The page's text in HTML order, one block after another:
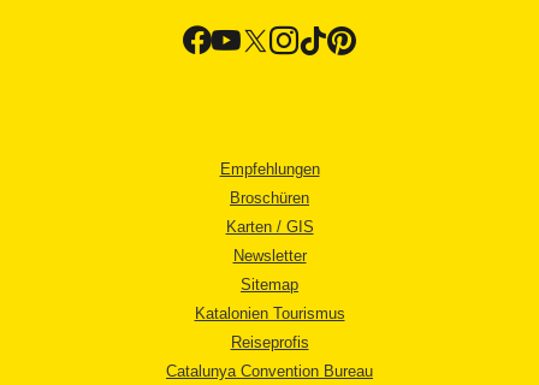
Empfehlungen
Broschüren
Karten / GIS
Newsletter
Sitemap
Katalonien Tourismus
Reiseprofis
Catalunya Convention Bureau